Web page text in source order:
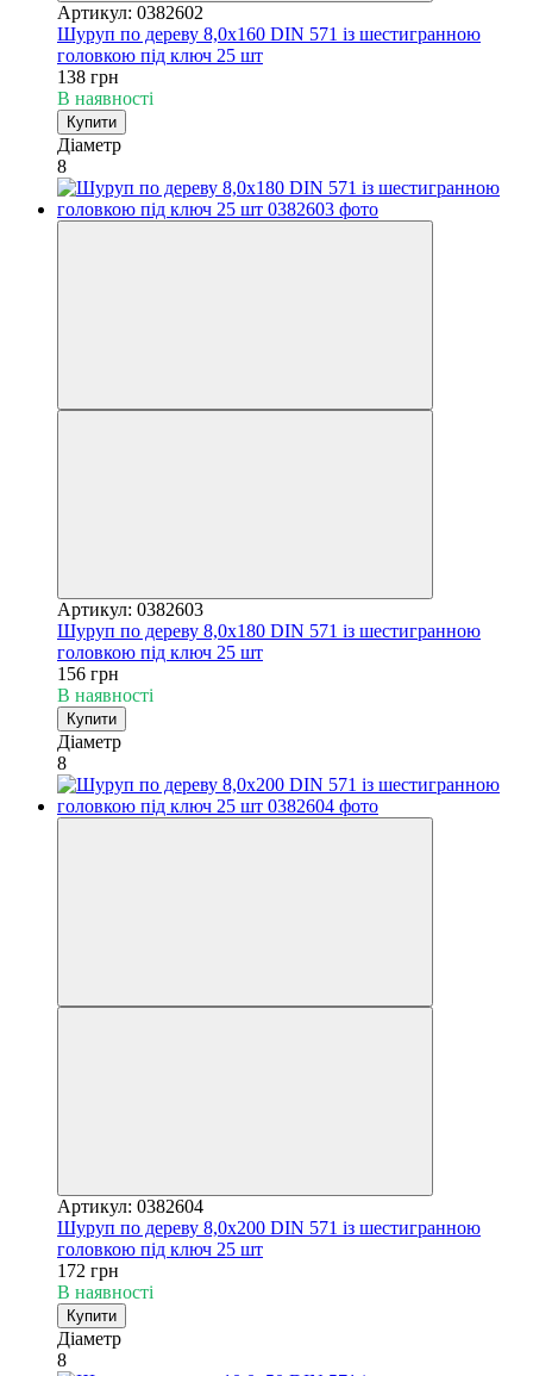
Артикул: 0382602
Шуруп по дереву 8,0х160 DIN 571 із шестигранною
головкою під ключ 25 шт
138 грн
В наявності
Купити
Діаметр
8
Артикул: 0382603
Шуруп по дереву 8,0х180 DIN 571 із шестигранною
головкою під ключ 25 шт
156 грн
В наявності
Купити
Діаметр
8
Артикул: 0382604
Шуруп по дереву 8,0х200 DIN 571 із шестигранною
головкою під ключ 25 шт
172 грн
В наявності
Купити
Діаметр
8